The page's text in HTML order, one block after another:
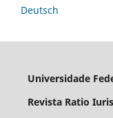
Deutsch
Universidade
Revista Ratio Iuris